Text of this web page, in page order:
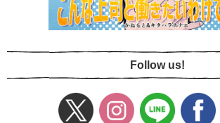
Follow us!